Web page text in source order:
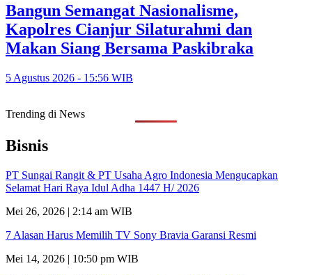
Bangun Semangat Nasionalisme,
Kapolres Cianjur Silaturahmi dan
Makan Siang Bersama Paskibraka
5 Agustus 2026 - 15:56 WIB
Trending di News
Bisnis
PT Sungai Rangit & PT Usaha Agro Indonesia Mengucapkan
Selamat Hari Raya Idul Adha 1447 H/ 2026
Mei 26, 2026 | 2:14 am WIB
7 Alasan Harus Memilih TV Sony Bravia Garansi Resmi
Mei 14, 2026 | 10:50 pm WIB